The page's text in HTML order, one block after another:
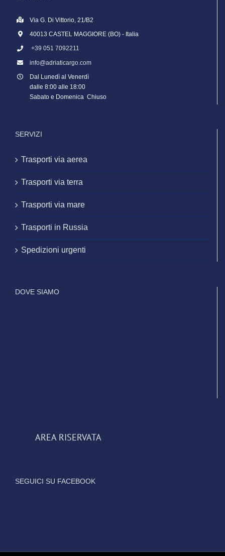
Via G. Di Vittorio, 21/B2
40013 CASTEL MAGGIORE (BO) - Italia
+39 051 7092211
info@adriaticargo.com
Dal Lunedì al Venerdì
dalle 8:00 alle 18:00
Sabato e Domenica Chiuso
SERVIZI
Trasporti via aerea
Trasporti via terra
Trasporti via mare
Trasporti in Russia
Spedizioni urgenti
DOVE SIAMO
AREA RISERVATA
SEGUICI SU FACEBOOK